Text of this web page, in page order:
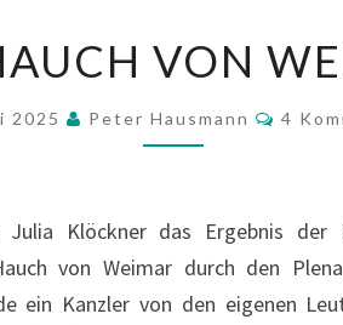
HAUCH
VON
2025 Peter Hausmann 4
Julia Klöckner das Ergebnis der
von Weimar durch den
ein Kanzler von den eigenen